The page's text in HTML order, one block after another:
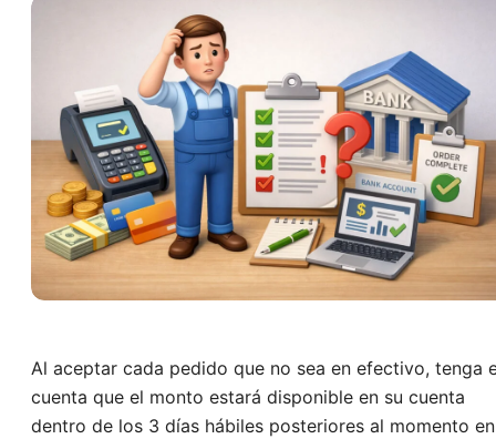
Al aceptar cada pedido que no sea en efectivo, tenga
cuenta que el monto estará disponible en su cuenta
dentro de los 3 días hábiles posteriores al momento en